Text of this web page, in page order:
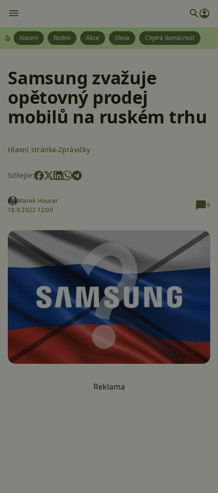
Xiaomi Redmi Akce Sleva Chytrá domácnost
Samsung zvažuje
opětovný prodej
mobilů na ruském trhu
Hlavní stránka Zprávičky
Sdílejte:
Marek Houser
18.9.2022 12:00
9
Reklama